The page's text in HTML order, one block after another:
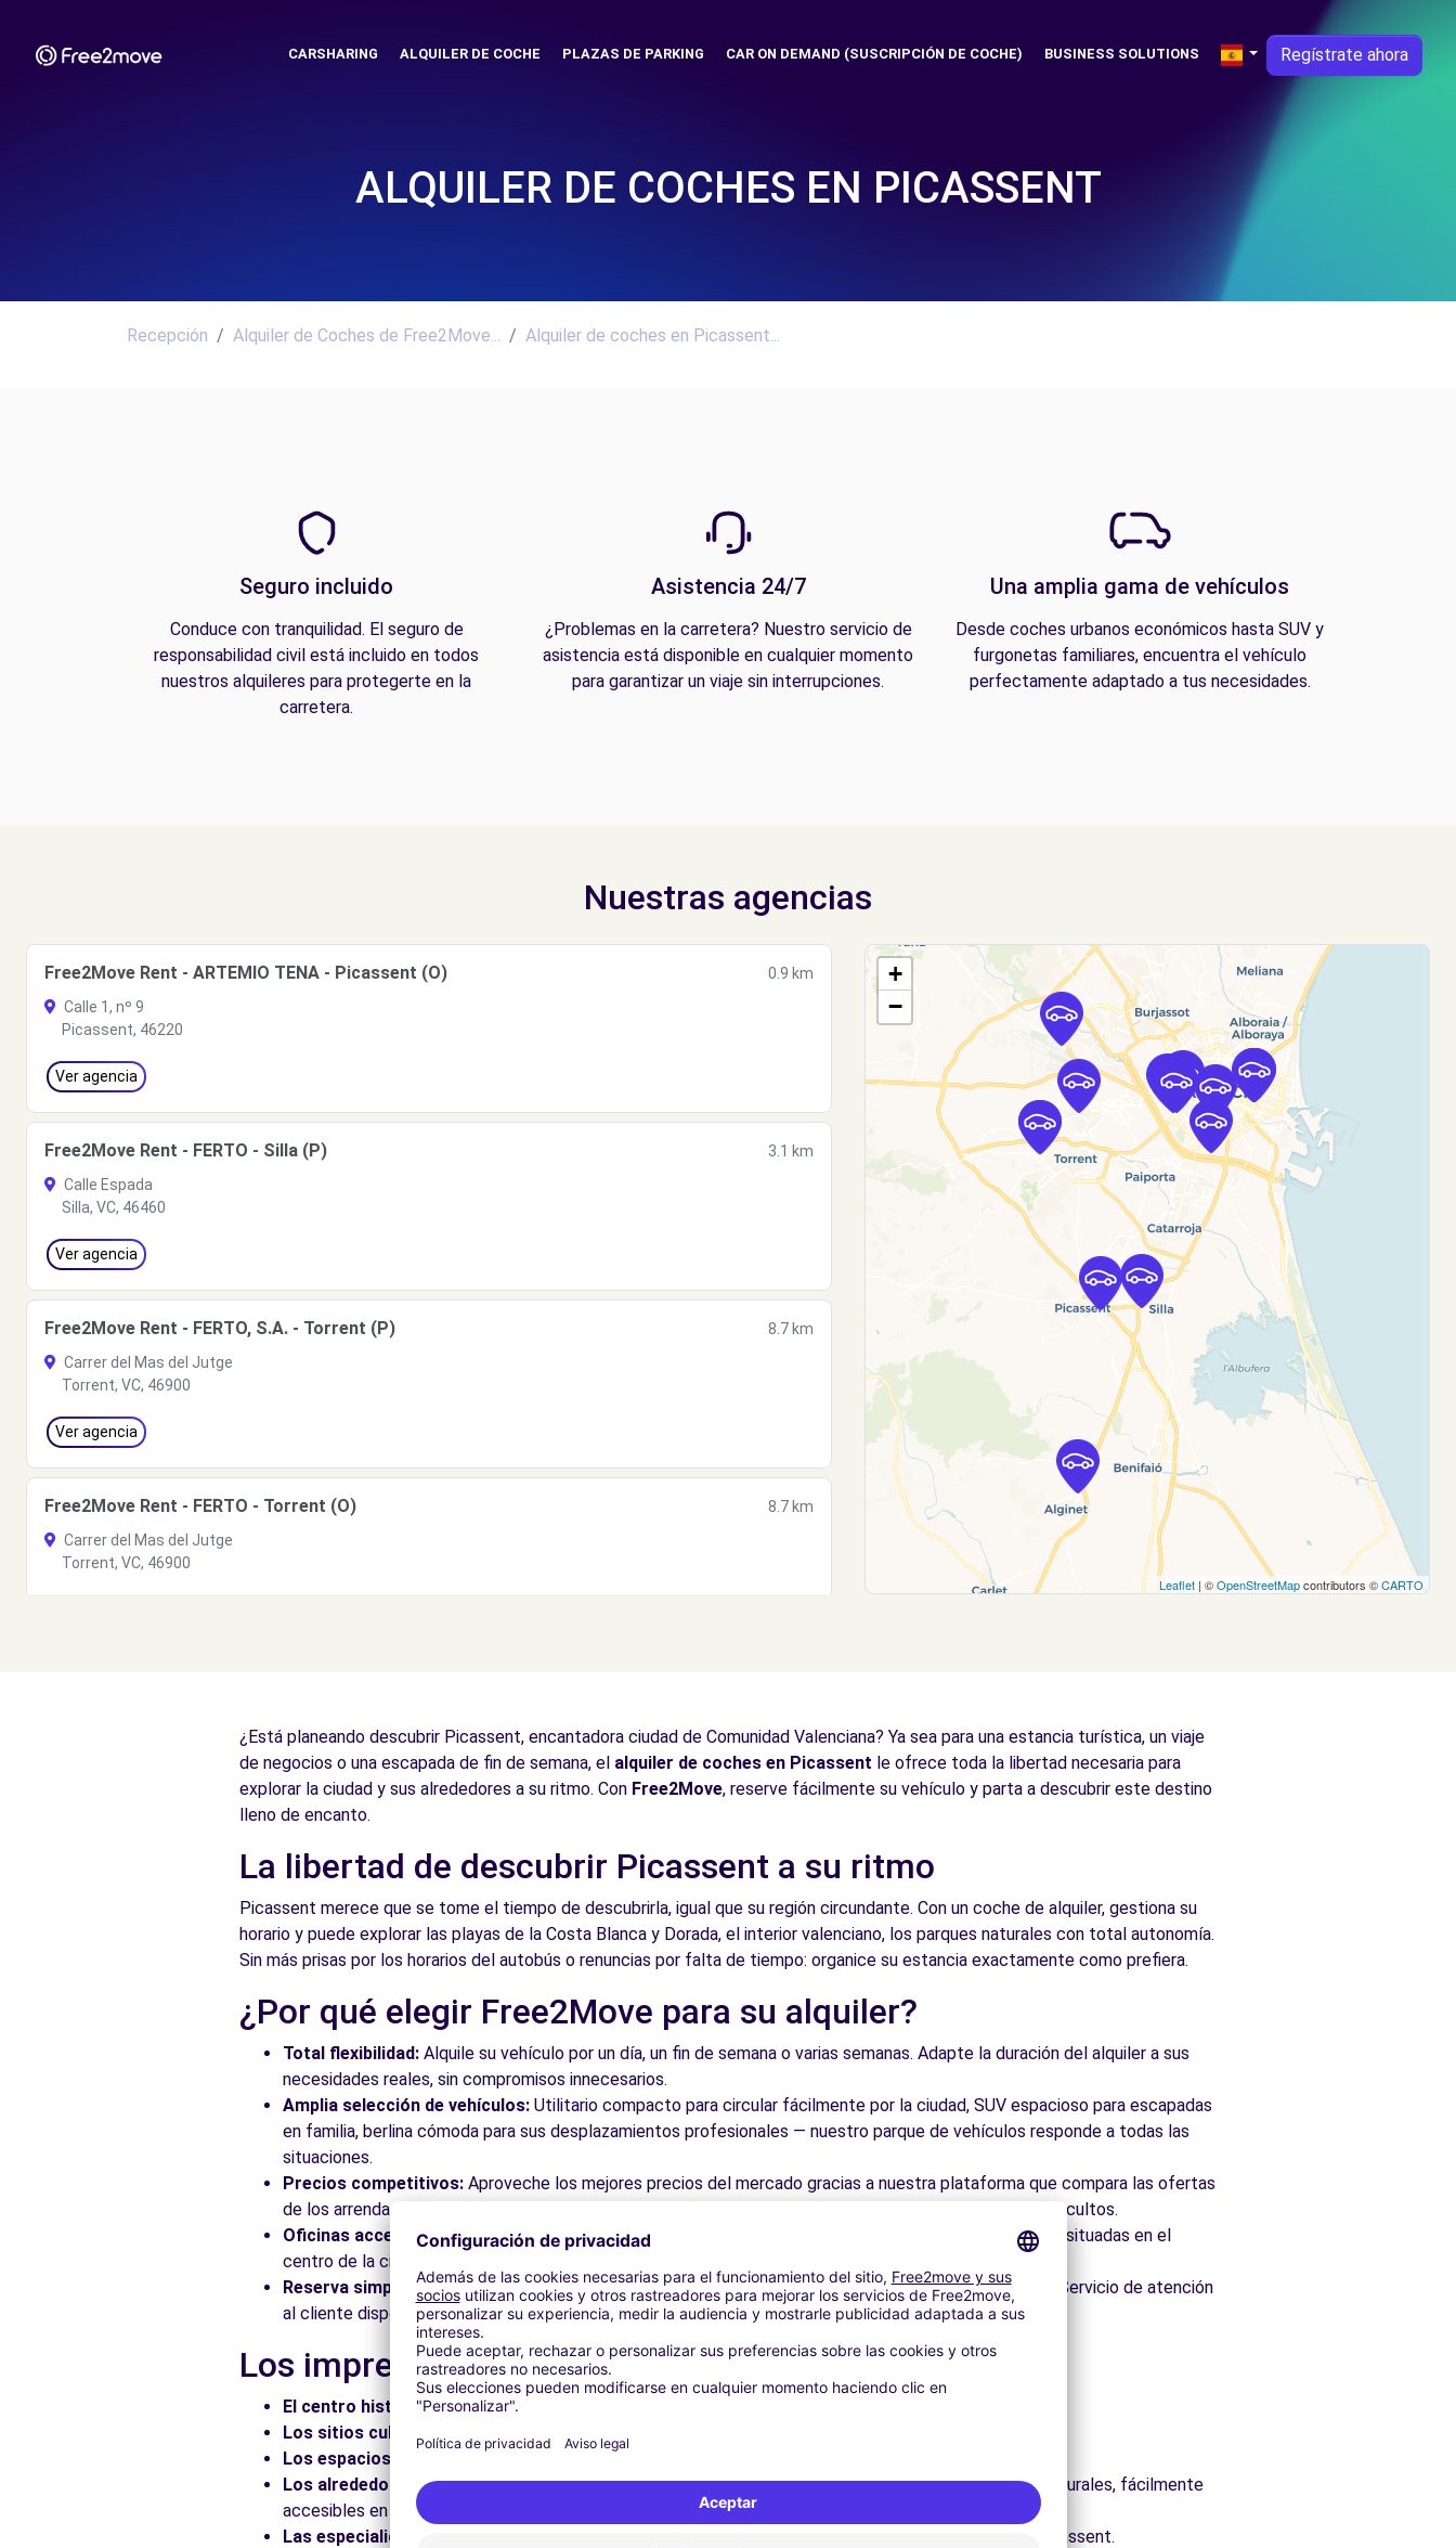
CARSHARING ALQUILER DE COCHE PLAZAS DE PARKING CAR ON DEMAND (SUSCRIPCIÓN DE COCHE) BUSINESS SOLUTIONS Regístrate ahora
ALQUILER DE COCHES EN PICASSENT
Recepción Alquiler de Coches de Free2Move... Alquiler de coches en Picassent...
Seguro incluido
Conduce con tranquilidad. El seguro de
responsabilidad civil está incluido en todos
nuestros alquileres para protegerte en la
carretera.
Asistencia 24/7
¿Problemas en la carretera? Nuestro servicio de
asistencia está disponible en cualquier momento
para garantizar un viaje sin interrupciones.
Una amplia gama de vehículos
Desde coches urbanos económicos hasta SUV y
furgonetas familiares, encuentra el vehículo
perfectamente adaptado a tus necesidades.
Nuestras agencias
Free2Move Rent - ARTEMIO TENA - Picassent (O)
0.9 km
Calle 1, nº 9
Picassent, 46220
Ver agencia
Free2Move Rent - FERTO - Silla (P)
3.1 km
Calle Espada
Silla, VC, 46460
Ver agencia
Free2Move Rent - FERTO, S.A. - Torrent (P)
8.7 km
Carrer del Mas del Jutge
Torrent, VC, 46900
Ver agencia
Free2Move Rent - FERTO - Torrent (O)
8.7 km
Carrer del Mas del Jutge
Torrent, VC, 46900
Free2Move Rent - AUTOMOCIÓN BASTIDA - Aldaya (O)
10.7 km
Avda. Ausias March, 190 (Pista de Silla, Km. 3)
Free2Move Rent - MACAUTO VALENCIA, S.A. - Valencia (O)
Free2Move Rent - VARA DE QUART - Valencia (O)
11.7 km
+
−
Leaflet | ©OpenStreetMapcontributors ©CARTO
¿Está planeando descubrir Picassent, encantadora ciudad de Comunidad Valenciana? Ya sea para una estancia turística, un viaje
de negocios o una escapada de fin de semana, el alquiler de coches en Picassent le ofrece toda la libertad necesaria para
explorar la ciudad y sus alrededores a su ritmo. Con Free2Move, reserve fácilmente su vehículo y parta a descubrir este destino
lleno de encanto.
La libertad de descubrir Picassent a su ritmo
Picassent merece que se tome el tiempo de descubrirla, igual que su región circundante. Con un coche de alquiler, gestiona su
horario y puede explorar las playas de la Costa Blanca y Dorada, el interior valenciano, los parques naturales con total autonomía.
Sin más prisas por los horarios del autobús o renuncias por falta de tiempo: organice su estancia exactamente como prefiera.
¿Por qué elegir Free2Move para su alquiler?
Total flexibilidad: Alquile su vehículo por un día, un fin de semana o varias semanas. Adapte la duración del alquiler a sus
necesidades reales, sin compromisos innecesarios.
Amplia selección de vehículos: Utilitario compacto para circular fácilmente por la ciudad, SUV espacioso para escapadas
en familia, berlina cómoda para sus desplazamientos profesionales — nuestro parque de vehículos responde a todas las
situaciones.
Precios competitivos: Aproveche los mejores precios del mercado gracias a nuestra plataforma que compara las ofertas
de los arrendadores asociados. Reserve en línea en pocos clics con precios transparentes, sin cargos ocultos.
Oficinas accesibles:Recoja su vehículo en una de nuestras numerosas oficinas asociadas, idealmente situadas en el
centro de la ciudad, en estaciones o cerca de los aeropuertos.
Reserva simplificada:Nuestra plataforma intuitiva le permite reservar su vehículo en pocos minutos. Servicio de atención
al cliente disponible para responder a todas sus preguntas.
Los imprescindibles de Picassent y alrededores
El centro histórico:Pasee por las calles del casco antiguo y descubra su patrimonio arquitectónico.
Los sitios culturales:
Los espacios naturales:
Disfrute de los parques y jardines para un descanso en plena naturaleza.
Los alrededores:Explore las playas de la Costa Blanca y Dorada, el interior valenciano, los parques naturales, fácilmente
accesibles en coche.
Las especialidades locales:
Descubra la gastronomía regional en los restaurantes y mercados de Picassent.